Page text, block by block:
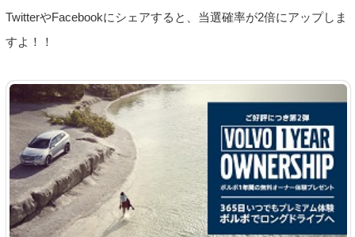
TwitterやFacebookにシェアすると、当選確率が2倍にアップしま
すよ！！